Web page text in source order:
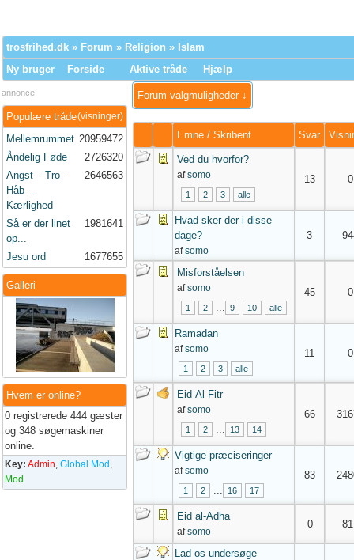
trosfrihed.dk » Forum » Religion » Islam
Ny bruger
Forside Aktive tråde Hjælp
annonce
(visninger)
Populære tråde
Mellemrummet 20959472
Åndelig Føde
2726320
Angst – Tro –
Håb –
Kærlighed
2646563
Så er der linet
op...
1981641
Jesu ord 1677655
Galleri
Hvem er online?
0 registrerede 444 gæster
og 348 søgemaskiner
online.
Key: Admin, Global Mod ,
Mod
Forum valgmuligheder ↓
Emne / Skribent Svar
Ved du hvorfor?
afsomo
1 2 3 alle
13 0
Hvad sker der i disse
dage?
afsomo
3
Misforståelsen
afsomo
1 2 ... 9 10 alle
45 0
Ramadan
afsomo
1 2 3 alle
11 0
Eid-Al-Fitr
afsomo
1 2 ... 13 14
66
Vigtige præciseringer
afsomo
1 2 ... 16 17
83
Eid al-Adha
afsomo
0
Lad os undersøge